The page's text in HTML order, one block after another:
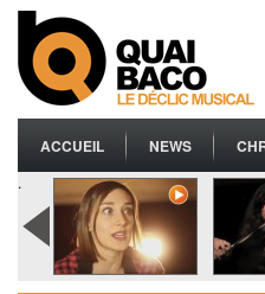
ACCUEIL NEWS
.